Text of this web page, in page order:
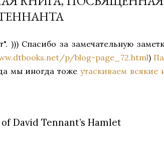
))) Спасибо за замечательную
p/blog-page_72.html)
мы иногда тожеутаскиваем всякие
David Tennant’s Hamlet